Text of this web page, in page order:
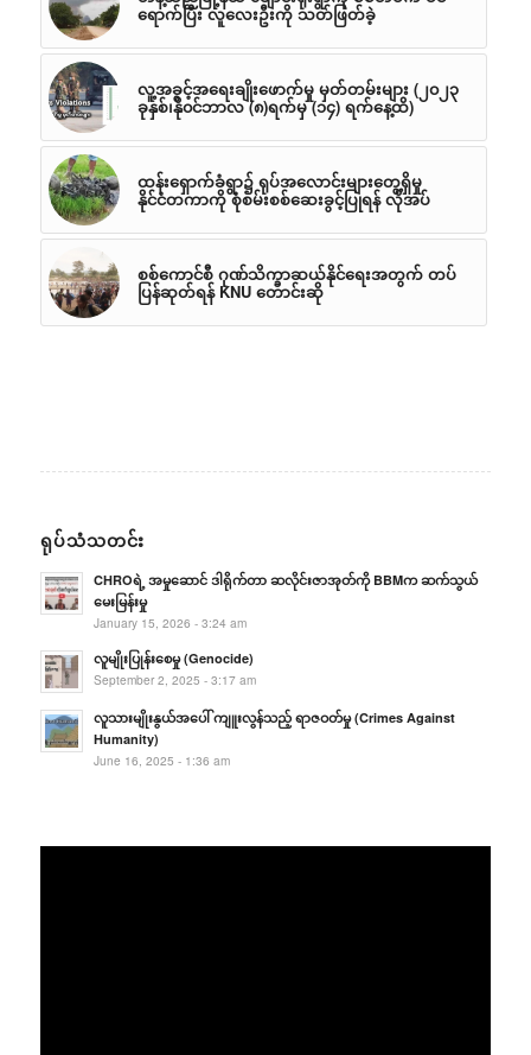
ရောက်ပြီး လူလေးဦးကို သတ်ဖြတ်ခဲ့
လူ့အခွင့်အရေးချိုးဖောက်မှု မှတ်တမ်းများ (၂၀၂၃
ခုနှစ်၊နို၀င်ဘာလ (၈)ရက်မှ (၁၄) ရက်နေ့ထိ)
ထန်းရှောက်ခံရွာ၌ ရုပ်အလောင်းများတွေ့ရှိမှု
နိုင်ငံတကာကို စုံစမ်းစစ်ဆေးခွင့်ပြုရန် လိုအပ်
စစ်ကောင်စီ ဂုဏ်သိက္ခာဆယ်နိုင်ရေးအတွက် တပ်
ပြန်ဆုတ်ရန် KNU တောင်းဆို
ရုပ်သံသတင်း
CHROရဲ့ အမှုဆောင် ဒါရိုက်တာ ဆလိုင်းဇာအုတ်ကို BBMက ဆက်သွယ်
မေးမြန်းမှု
January 15, 2026 - 3:24 am
လူမျိုးပြုန်းစေမှု (Genocide)
September 2, 2025 - 3:17 am
လူသားမျိုးနွယ်အပေါ် ကျူးလွန်သည့် ရာဇဝတ်မှု (Crimes Against
Humanity)
June 16, 2025 - 1:36 am